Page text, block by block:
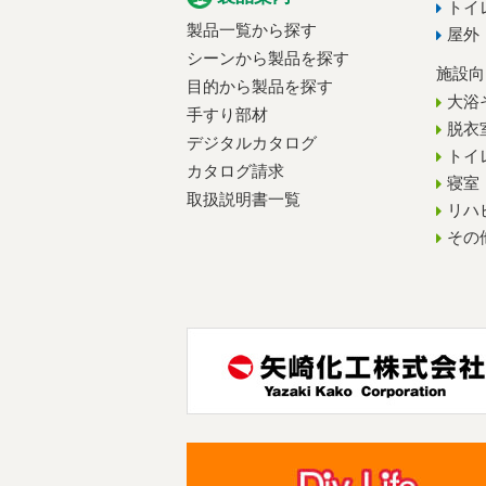
製品一覧から探す
シーンから製品を探す
目的から製品を探す
手すり部材
デジタルカタログ
カタログ請求
取扱説明書一覧
トイ
屋外
施設
大浴
脱衣
トイ
寝室
リハ
その